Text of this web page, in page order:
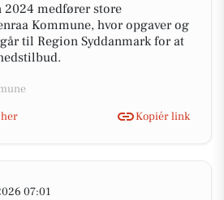
2024 medfører store
Kommune, hvor opgaver og
til Region Syddanmark for at
Kopiér link
07:01